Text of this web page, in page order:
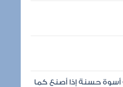
حسنة إذا أصنع كما